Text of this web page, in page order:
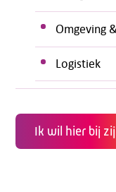
Omgeving
Logistiek
Ik wil hier bij